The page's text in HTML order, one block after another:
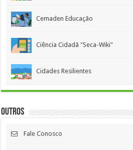
Cemaden Educação
Ciência Cidadã "Seca-Wiki"
Cidades Resilientes
Outros
Fale Conosco